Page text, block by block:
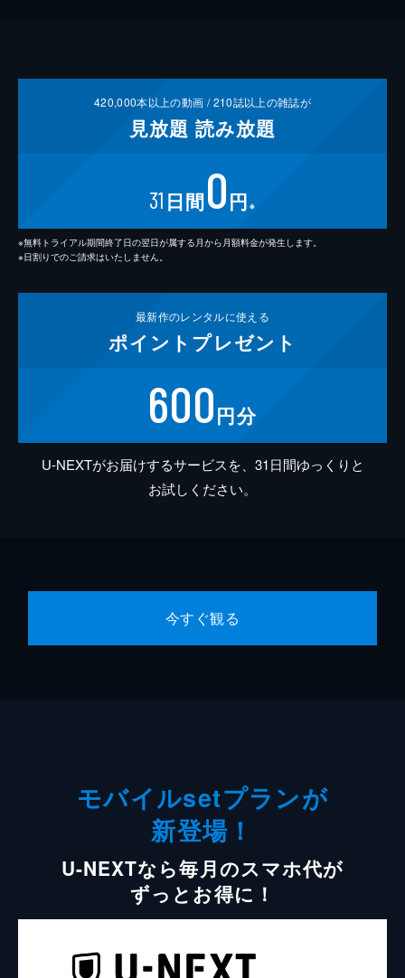
420,000本以上の動画 /210誌以上の雑誌が
見放題 読み放題
31 日間0円 ※
※無料トライアル期間終了日の翌日が属する月から月額料金が発生します。
※日割りでのご請求はいたしません。
最新作のレンタルに使える
ポイント プレゼント
600円分
U-NEXTがお届けするサービスを、31日間ゆっくりと
お試しください。
今すぐ観る
モバイルsetプランが
新登場！
U-NEXTなら毎月のスマホ代が
ずっとお得に！